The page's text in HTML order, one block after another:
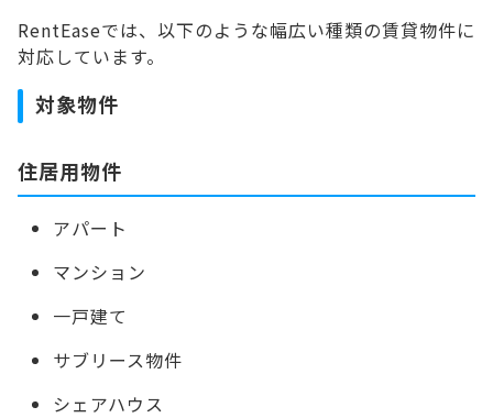
RentEaseでは、以下のような幅広い種類の賃貸物件に
対応しています。
対象物件
住居用物件
アパート
マンション
一戸建て
サブリース物件
シェアハウス